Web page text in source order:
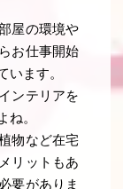
屋の環境や
お仕事開始
います。
ンテリアを
ね。
物など在宅
リットもあ
要がありま